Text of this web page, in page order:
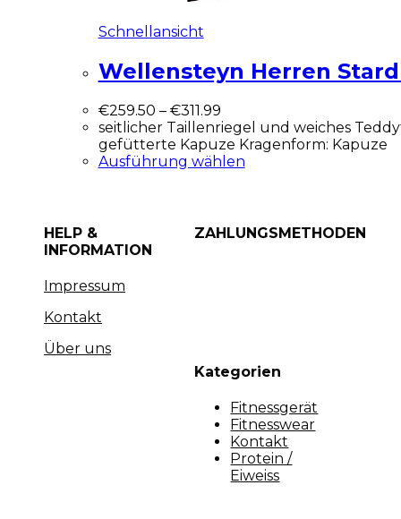
Schnellansicht
Wellensteyn Herren
€259.50 – €311.99
seitlicher Taillenriegel und weiches
gefütterte Kapuze Kragenform: Kapuze
Ausführung wählen
HELP &
INFORMATION
Impressum
Kontakt
Über uns
ZAHLUNGSMETHODEN
Kategorien
Fitnessgerät
Fitnesswear
Kontakt
Protein /
Eiweiss